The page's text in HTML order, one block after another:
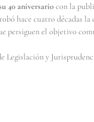
40 aniversariocon la
hace cuatro décadas
persiguen el objetivo
y